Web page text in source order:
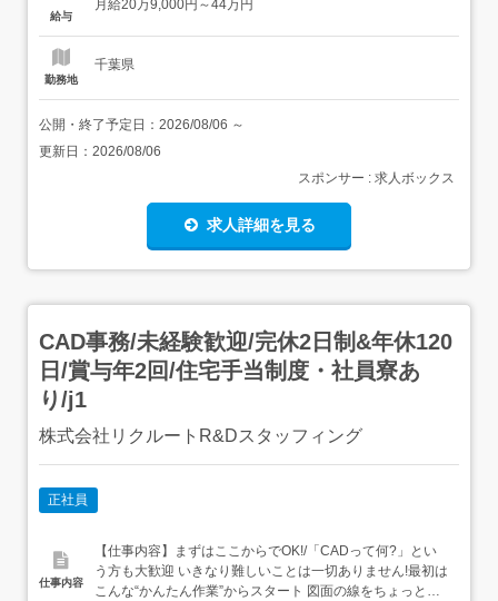
まずはメールの送り方やあいさつといった基本的なビジネ
給与
月給20万9,000円～44万円
勤務地
千葉県
公開・終了予定日： 2026/08/06 ～
更新日： 2026/08/06
スポンサー : 求人ボックス
求人詳細を見る
CAD事務/未経験歓迎/完休2日制&年休120
日/賞与年2回/住宅手当制度・社員寮あ
り/j1
株式会社リクルートR&Dスタッフィング
正社員
仕事内容
【仕事内容】まずはここからでOK!/「CADって何?」とい
う方も大歓迎 いきなり難しいことは一切ありません!最初は
こんな“かんたん作業”からスタート 図面の線をちょっと動